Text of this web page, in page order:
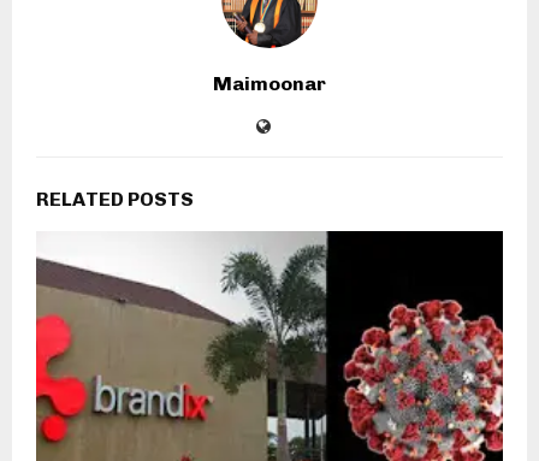
Maimoonar
RELATED POSTS